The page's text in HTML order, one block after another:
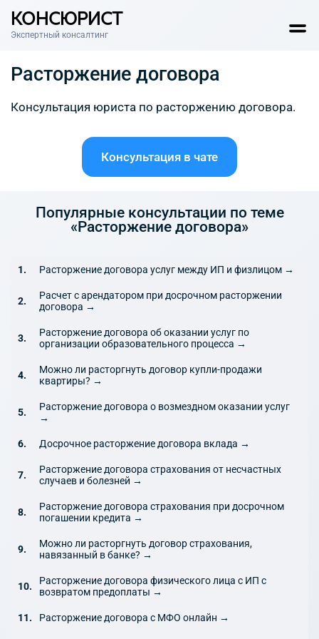
КОНСЮРИСТ
Экспертный консалтинг
Расторжение договора
Консультация юриста по расторжению договора.
Консультация в чате
Популярные консультации по теме
«Расторжение договора»
Расторжение договора услуг между ИП и физлицом →
Расчет с арендатором при досрочном расторжении
договора →
Расторжение договора об оказании услуг по
организации образовательного процесса →
Можно ли расторгнуть договор купли-продажи
квартиры? →
Расторжение договора о возмездном оказании услуг
→
Досрочное расторжение договора вклада →
Расторжение договора страхования от несчастных
случаев и болезней →
Расторжение договора страхования при досрочном
погашении кредита →
Можно ли расторгнуть договор страхования,
навязанный в банке? →
Расторжение договора физического лица с ИП с
возвратом предоплаты →
Расторжение договора с МФО онлайн →